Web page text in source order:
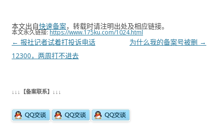
本文出自快速备案，转载时请注明出处及相应链接。
本文永久链接:https://www.175ku.com/1024.html
文
章
← 报社记者试着打投诉电话
12300，两周打不进去
为什么我的备案号被删 →
↓↓↓【备案联系】↓↓↓